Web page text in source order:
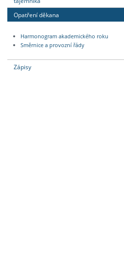
Opatření děkana
Harmonogram akademického roku
Směrnice a provozní řády
Zápisy